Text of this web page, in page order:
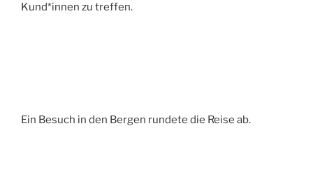
Kund*innen zu treffen.
Ein Besuch in den Bergen rundete die Reise ab.